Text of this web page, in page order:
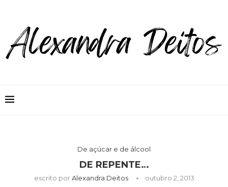
De açúcar e de álcool
DE REPENTE…
escrito porAlexandra Deitos outubro 2, 2013